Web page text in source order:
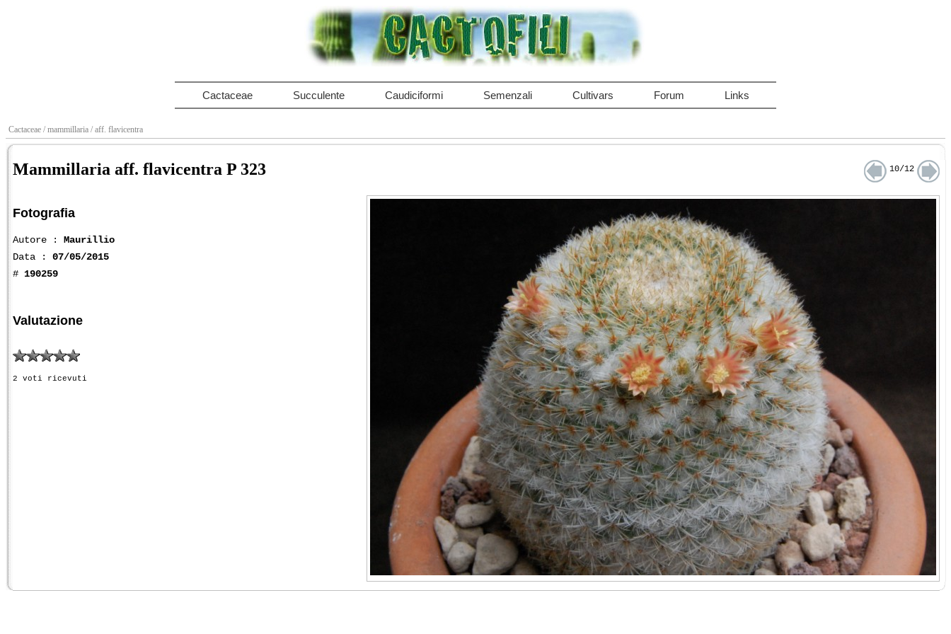
Cactaceae Succulente Caudiciformi Semenzali Cultivars Forum Links
Cactaceae / mammillaria / aff. flavicentra
Mammillaria aff. flavicentra P 323 10/12
Fotografia
Autore : Maurillio
Data : 07/05/2015
# 190259
Valutazione
2 voti ricevuti